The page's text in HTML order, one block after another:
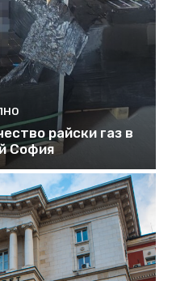
райски газ в
София